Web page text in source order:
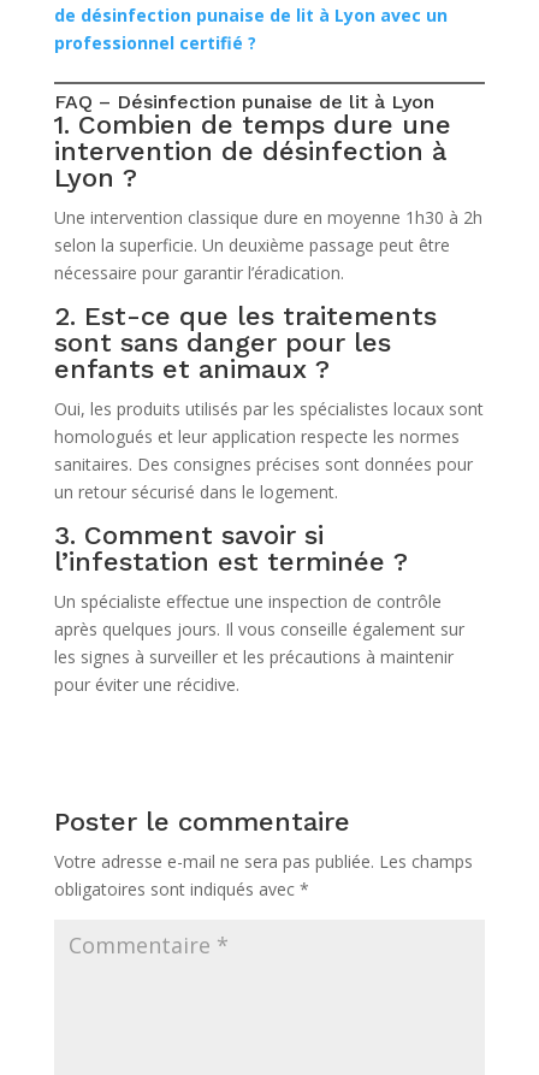
de désinfection punaise de lit à Lyon avec un
professionnel certifié ?
FAQ – Désinfection punaise de lit à Lyon
1. Combien de temps dure une
intervention de désinfection à
Lyon ?
Une intervention classique dure en moyenne 1h30 à 2h
selon la superficie. Un deuxième passage peut être
nécessaire pour garantir l’éradication.
2. Est-ce que les traitements
sont sans danger pour les
enfants et animaux ?
Oui, les produits utilisés par les spécialistes locaux sont
homologués et leur application respecte les normes
sanitaires. Des consignes précises sont données pour
un retour sécurisé dans le logement.
3. Comment savoir si
l’infestation est terminée ?
Un spécialiste effectue une inspection de contrôle
après quelques jours. Il vous conseille également sur
les signes à surveiller et les précautions à maintenir
pour éviter une récidive.
Poster le commentaire
Votre adresse e-mail ne sera pas publiée. Les champs
obligatoires sont indiqués avec *